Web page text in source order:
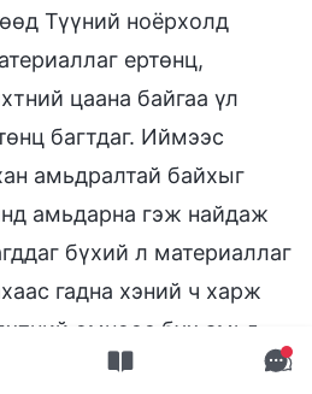
Түүний ноёрхолд
ертөнц,
цаана байгаа үл
багтдаг. Иймээс
амьдралтай байхыг
амьдарна гэж найдаж
бүхий л материаллаг
гадна хэний ч харж
өмнөөс бүх амьд
цэгцтэй байдаг сүнсний